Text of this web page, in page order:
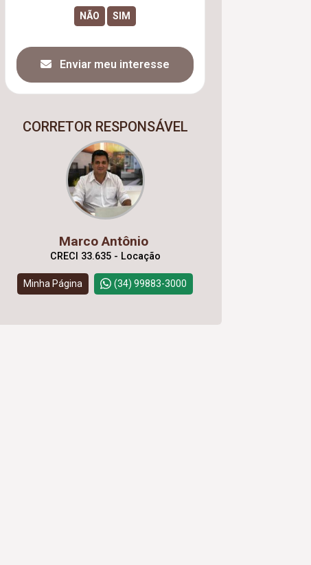
Enviar meu interesse
CORRETOR RESPONSÁVEL
Marco Antônio
CRECI 33.635 - Locação
Minha Página (34) 99883-3000